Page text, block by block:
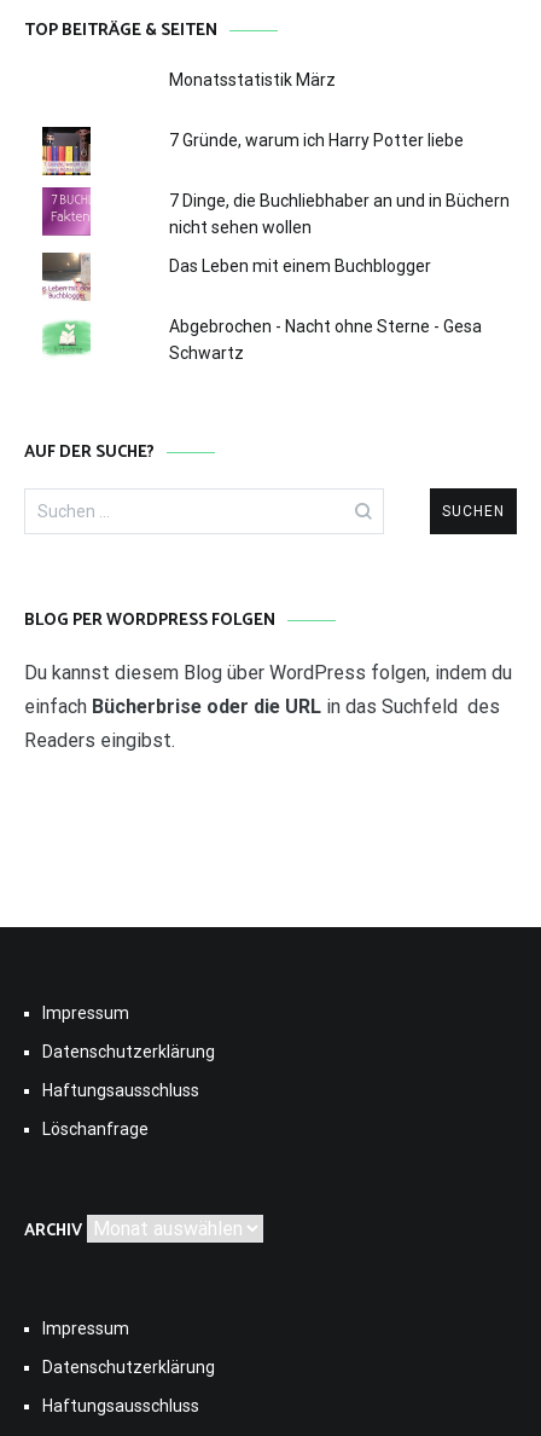
TOP BEITRÄGE & SEITEN
Monatsstatistik März
7 Gründe, warum ich Harry Potter liebe
7 Dinge, die Buchliebhaber an und in Büchern
nicht sehen wollen
Das Leben mit einem Buchblogger
Abgebrochen - Nacht ohne Sterne - Gesa
Schwartz
AUF DER SUCHE?
Suchen
nach:
BLOG PER WORDPRESS FOLGEN
Du kannst diesem Blog über WordPress folgen, indem du
einfach Bücherbrise oder die URL in das Suchfeld des
Readers eingibst.
Impressum
Datenschutzerklärung
Haftungsausschluss
Löschanfrage
ARCHIV Archiv
Impressum
Datenschutzerklärung
Haftungsausschluss